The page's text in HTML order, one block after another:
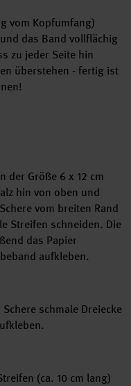
vom Kopfumfang)
das Band vollflächig
zu jeder Seite hin
überstehen - fertig ist
der Größe 6 x 12 cm
hin von oben und
vom breiten Rand
Streifen schneiden. Die
das Papier
aufkleben.
schmale Dreiecke
(ca. 10 cm lang)